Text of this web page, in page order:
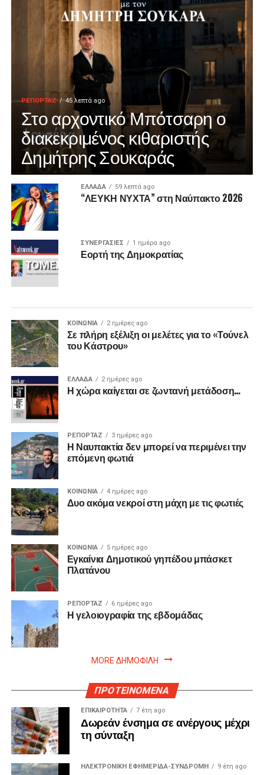
ΡΕΠΟΡΤΑΖ 45 λεπτά ago
Στο αρχοντικό Μπότσαρη ο
διακεκριμένος κιθαριστής
Δημήτρης Σουκαράς
ΕΛΛΑΔΑ 59 λεπτά ago
“ΛΕΥΚΗ ΝΥΧΤΑ” στη Ναύπακτο 2026
ΣΥΝΕΡΓΑΣΙΕΣ 1 ημέρα ago
Εορτή της Δημοκρατίας
ΚΟΙΝΩΝΙΑ 2 ημέρες ago
Σε πλήρη εξέλιξη οι μελέτες για το «Τούνελ
του Κάστρου»
ΕΛΛΑΔΑ 2 ημέρες ago
Η χώρα καίγεται σε ζωντανή μετάδοση…
ΡΕΠΟΡΤΑΖ 3 ημέρες ago
Η Ναυπακτία δεν μπορεί να περιμένει την
επόμενη φωτιά
ΚΟΙΝΩΝΙΑ 4 ημέρες ago
Δυο ακόμα νεκροί στη μάχη με τις φωτιές
ΚΟΙΝΩΝΙΑ 5 ημέρες ago
Εγκαίνια Δημοτικού γηπέδου μπάσκετ
Πλατάνου
ΡΕΠΟΡΤΑΖ 6 ημέρες ago
Η γελοιογραφία της εβδομάδας
MORE ΔΗΜΟΦΙΛΗ
ΠΡΟΤΕΙΝΟΜΕΝΑ
ΕΠΙΚΑΙΡΟΤΗΤΑ 7 έτη ago
Δωρεάν ένσημα σε ανέργους μέχρι
τη σύνταξη
ΗΛΕΚΤΡΟΝΙΚΗ ΕΦΗΜΕΡΙΔΑ-ΣΥΝΔΡΟΜΗ 9 έτη ago